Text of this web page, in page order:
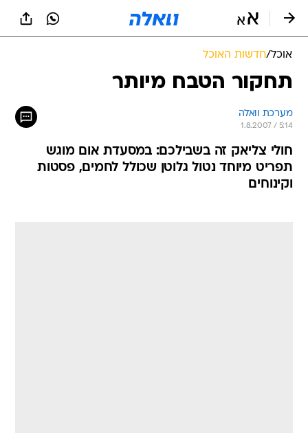
אוכל/חדשות האוכל
תחקור הטבח מיותר
מערכת וואלה
1.8.2007 / 5:14
חולי צליאק זה בשבילכם: במסעדת אום מוגש
תפריט מיוחד נטול גלוטן שכולל לחמים, פסטות
וקינוחים